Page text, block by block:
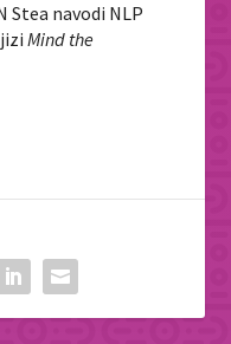
navodi NLP
Mind the